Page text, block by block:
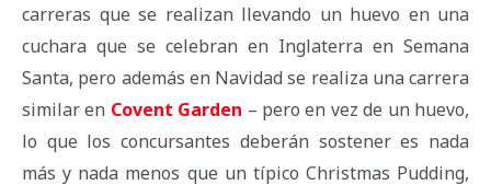
carreras que se realizan llevando un huevo en una
cuchara que se celebran en Inglaterra en Semana
Santa, pero además en Navidad se realiza una carrera
similar en Covent Garden – pero en vez de un huevo,
lo que los concursantes deberán sostener es nada
más y nada menos que un típico Christmas Pudding,